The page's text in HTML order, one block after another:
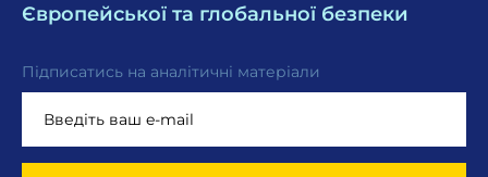
Європейської та глобальної безпеки
Підписатись на аналітичні матеріали